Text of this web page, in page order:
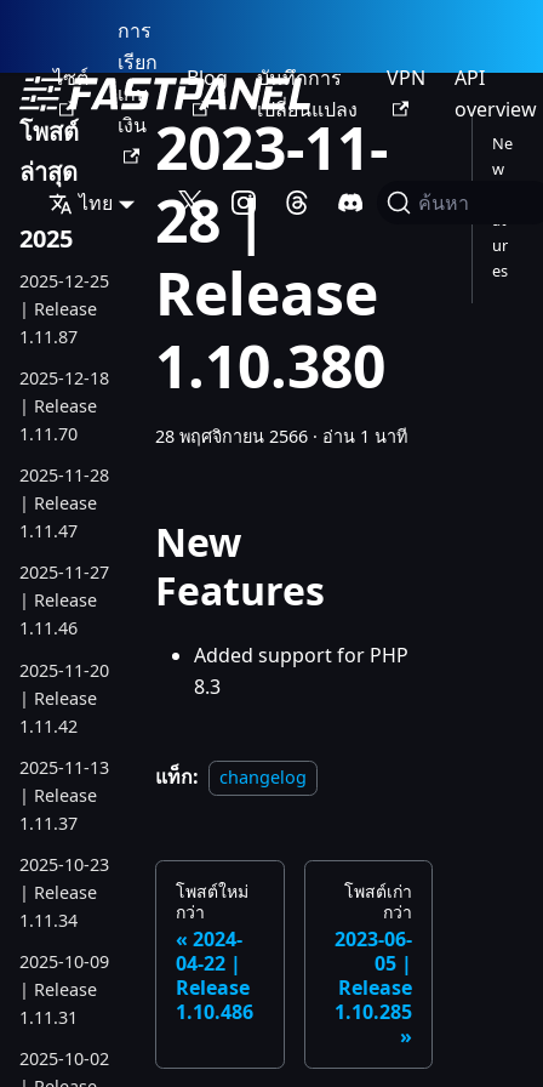
ไซต์
การ
เรียก
เก็บ
เงิน
Blog
บันทึกการ
เปลี่ยนแปลง
VPN
API
overview
ไทย ค้นหา
โพสต์
ล่าสุด
2025
2025-12-25
| Release
1.11.87
2025-12-18
| Release
1.11.70
2025-11-28
| Release
1.11.47
2025-11-27
| Release
1.11.46
2025-11-20
| Release
1.11.42
2025-11-13
| Release
1.11.37
2025-10-23
| Release
1.11.34
2025-10-09
| Release
1.11.31
2025-10-02
2023-11-
28 |
Release
1.10.380
28 พฤศจิกายน 2566 · อ่าน 1 นาที
New
Features
Added support for PHP
8.3
แท็ก: changelog
โพสต์ใหม่
กว่า
2024-
04-22 |
Release
1.10.486
โพสต์เก่า
กว่า
2023-06-
05 |
Release
1.10.285
Ne
w
at
ur
es